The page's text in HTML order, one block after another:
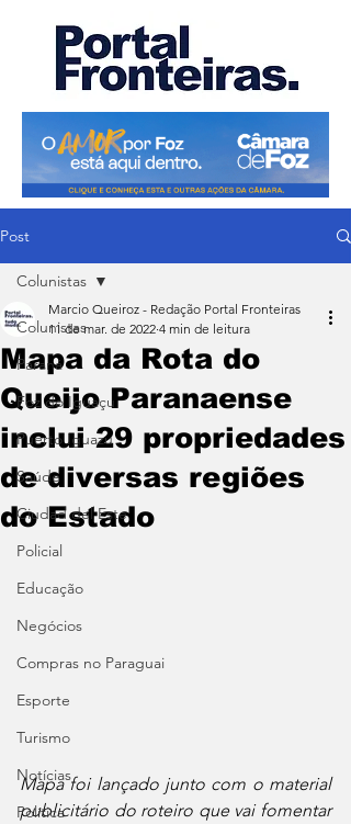
Post
Colunistas
Paraná
Foz do Iguaçu
Puerto Iguazu
Saúde
Ciudad del Este
Policial
Educação
Negócios
Compras no Paraguai
Esporte
Turismo
Notícias
Política
Colunistas
Mapa da Rota do
Queijo Paranaense
inclui 29 propriedades
de diversas regiões
do Estado
Marcio Queiroz - Redação Portal Fronteiras
11 de mar. de 2022 4 min de leitura
Mapa foi lançado junto com o material
publicitário do roteiro que vai fomentar